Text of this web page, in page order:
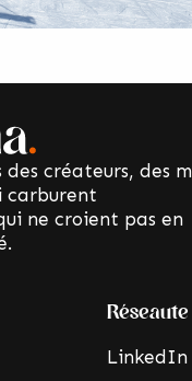
des créateurs, des
carburent
ne croient pas en
LinkedIn